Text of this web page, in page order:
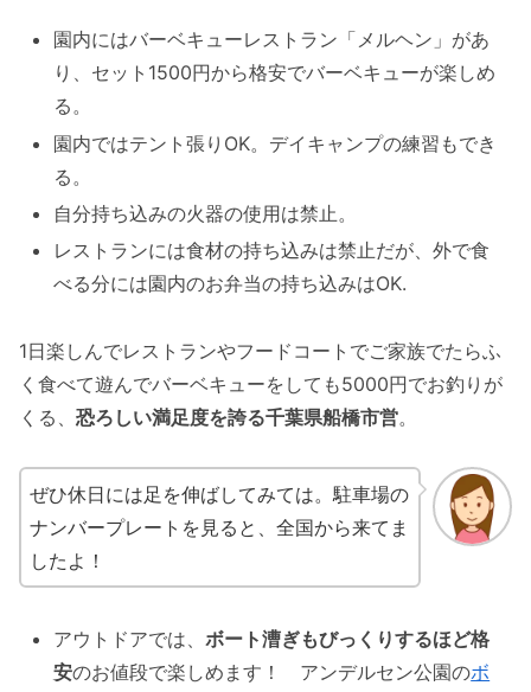
園内にはバーベキューレストラン「メルヘン」があ
り、セット1500円から格安でバーベキューが楽しめ
る。
園内ではテント張りOK。デイキャンプの練習もでき
る。
自分持ち込みの火器の使用は禁止。
レストランには食材の持ち込みは禁止だが、外で食
べる分には園内のお弁当の持ち込みはOK.
1日楽しんでレストランやフードコートでご家族でたらふ
く食べて遊んでバーベキューをしても5000円でお釣りが
くる、 恐ろしい満足度を誇る千葉県船橋市営。
ぜひ休日には足を伸ばしてみては。駐車場の
ナンバープレートを見ると、全国から来てま
したよ！
アウトドアでは、ボート漕ぎもびっくりするほど格
安のお値段で楽しめます！ アンデルセン公園のボ